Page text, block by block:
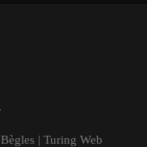
| Turing Web